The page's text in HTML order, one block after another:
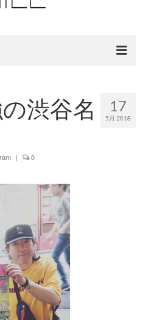
SHIBUYA
17
5月 2018
渋谷名
| 0